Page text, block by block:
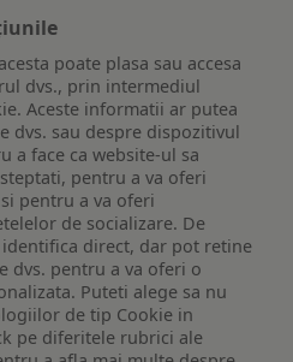
poate plasa sau accesa
dvs., prin intermediul
Aceste informatii ar putea
dvs. sau despre dispozitivul
a face ca website-ul sa
pentru a va oferi
pentru a va oferi
de socializare. De
direct, dar pot retine
dvs. pentru a va oferi o
Puteti alege sa nu
de tip Cookie in
pe diferitele rubrici ale